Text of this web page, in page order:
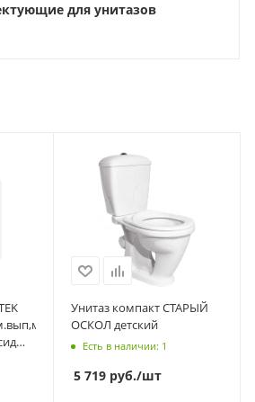
для унитазов
Унитаз компакт СТАРЫЙ
ОСКОЛ детский
Есть в наличии: 1
5 719 руб./шт